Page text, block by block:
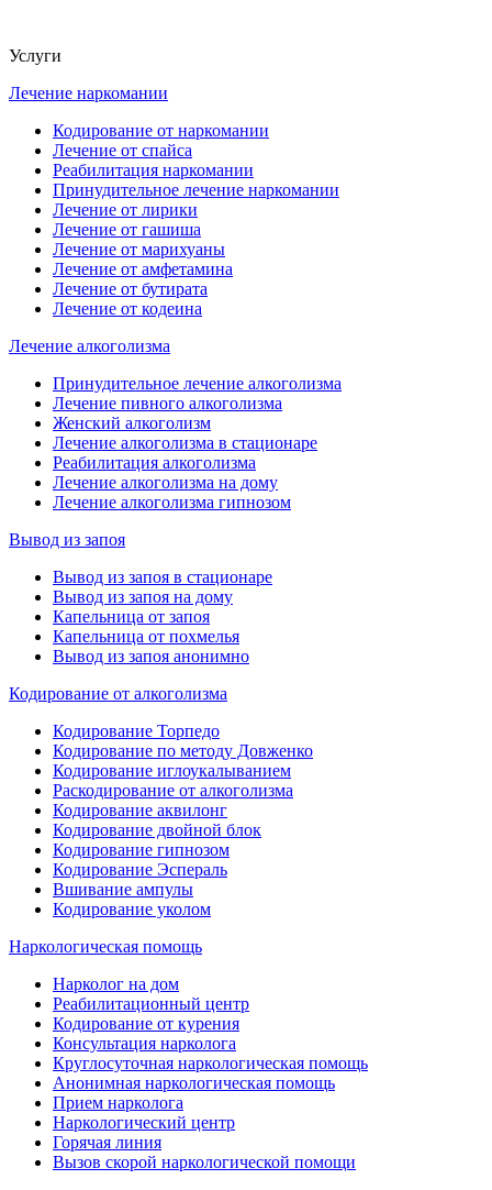
Услуги
Лечение наркомании
Кодирование от наркомании
Лечение от спайса
Реабилитация наркомании
Принудительное лечение наркомании
Лечение от лирики
Лечение от гашиша
Лечение от марихуаны
Лечение от амфетамина
Лечение от бутирата
Лечение от кодеина
Лечение алкоголизма
Принудительное лечение алкоголизма
Лечение пивного алкоголизма
Женский алкоголизм
Лечение алкоголизма в стационаре
Реабилитация алкоголизма
Лечение алкоголизма на дому
Лечение алкоголизма гипнозом
Вывод из запоя
Вывод из запоя в стационаре
Вывод из запоя на дому
Капельница от запоя
Капельница от похмелья
Вывод из запоя анонимно
Кодирование от алкоголизма
Кодирование Торпедо
Кодирование по методу Довженко
Кодирование иглоукалыванием
Раскодирование от алкоголизма
Кодирование аквилонг
Кодирование двойной блок
Кодирование гипнозом
Кодирование Эспераль
Вшивание ампулы
Кодирование уколом
Наркологическая помощь
Нарколог на дом
Реабилитационный центр
Кодирование от курения
Консультация нарколога
Круглосуточная наркологическая помощь
Анонимная наркологическая помощь
Прием нарколога
Наркологический центр
Горячая линия
Вызов скорой наркологической помощи